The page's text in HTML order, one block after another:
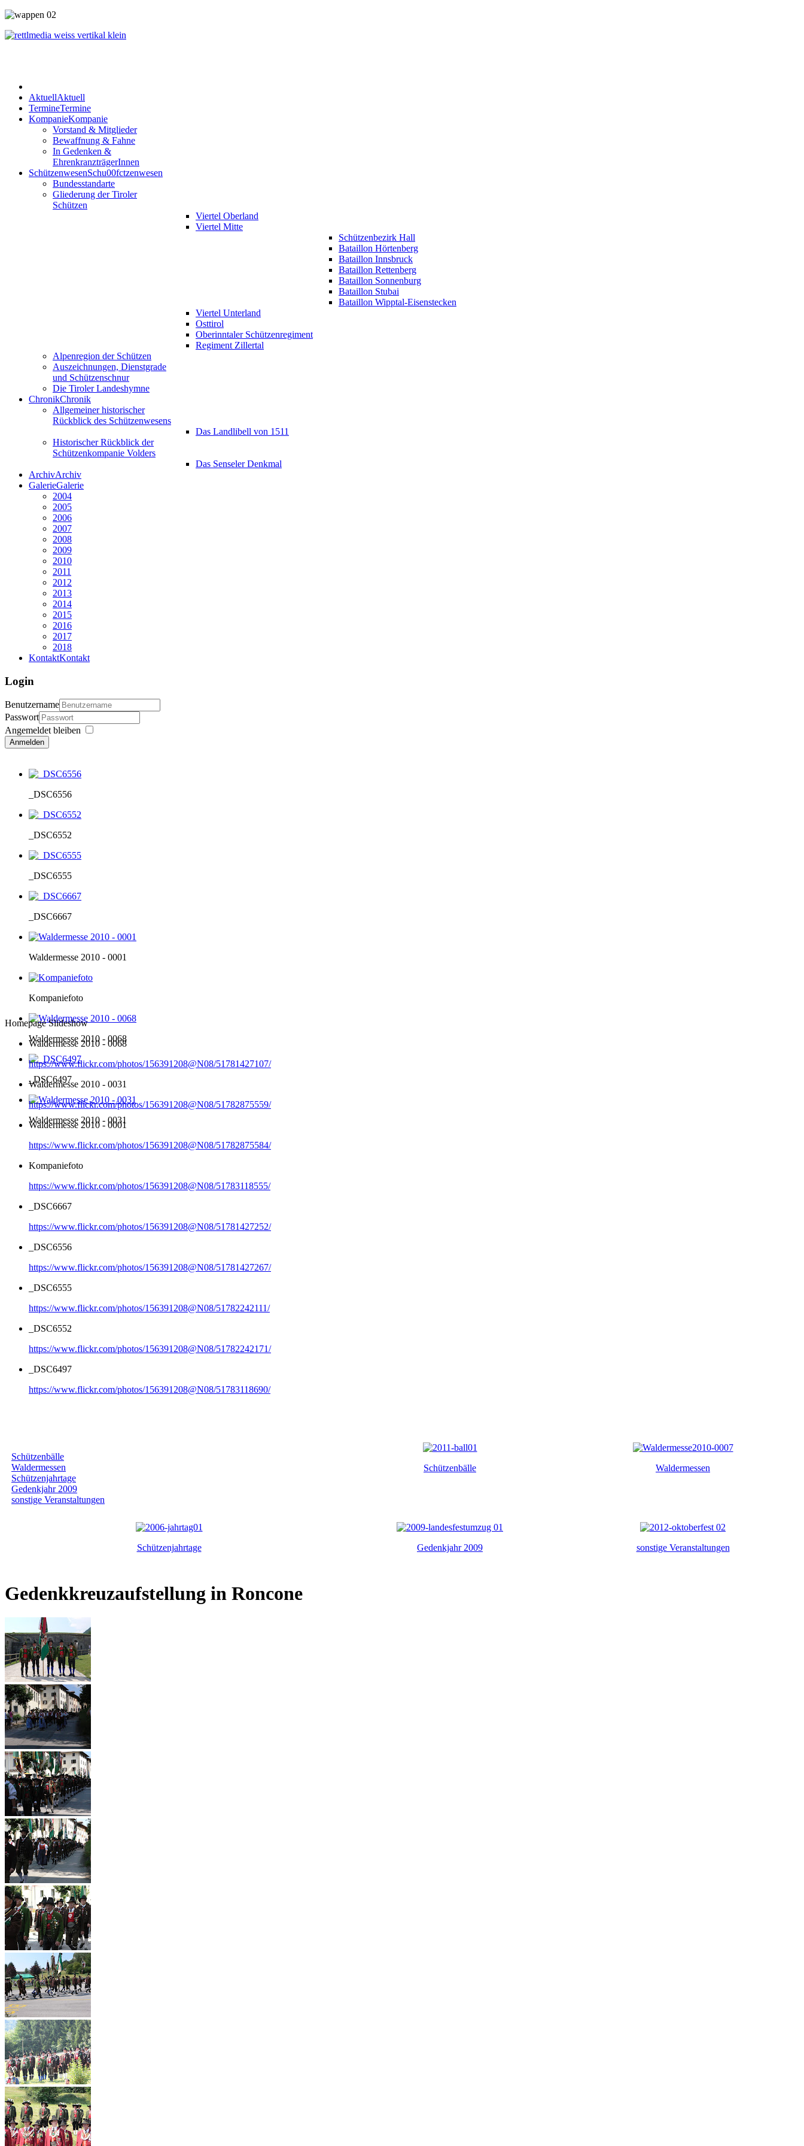
AktuellAktuell
TermineTermine
KompanieKompanie
Vorstand & Mitglieder
Bewaffnung & Fahne
In Gedenken &
EhrenkranzträgerInnen
SchützenwesenSchu00fctzenwesen
Bundesstandarte
Gliederung der Tiroler
Schützen
Viertel Oberland
Viertel Mitte
Schützenbezirk Hall
Bataillon Hörtenberg
Bataillon Innsbruck
Bataillon Rettenberg
Bataillon Sonnenburg
Bataillon Stubai
Bataillon Wipptal-Eisenstecken
Viertel Unterland
Osttirol
Oberinntaler Schützenregiment
Regiment Zillertal
Alpenregion der Schützen
Auszeichnungen, Dienstgrade
und Schützenschnur
Die Tiroler Landeshymne
ChronikChronik
Allgemeiner historischer
Rückblick des Schützenwesens
Das Landlibell von 1511
Historischer Rückblick der
Schützenkompanie Volders
Das Senseler Denkmal
ArchivArchiv
GalerieGalerie
2004
2005
2006
2007
2008
2009
2010
2011
2012
2013
2014
2015
2016
2017
2018
KontaktKontakt
Login
Benutzername
Passwort
Angemeldet bleiben
Anmelden
_DSC6556
_DSC6552
_DSC6555
_DSC6667
Waldermesse 2010 - 0001
Kompaniefoto
Waldermesse 2010 - 0068
_DSC6497
Waldermesse 2010 - 0031
Homepage Slideshow
Waldermesse 2010 - 0068
https://www.flickr.com/photos/156391208@N08/51781427107/
Waldermesse 2010 - 0031
https://www.flickr.com/photos/156391208@N08/51782875559/
Waldermesse 2010 - 0001
https://www.flickr.com/photos/156391208@N08/51782875584/
Kompaniefoto
https://www.flickr.com/photos/156391208@N08/51783118555/
_DSC6667
https://www.flickr.com/photos/156391208@N08/51781427252/
_DSC6556
https://www.flickr.com/photos/156391208@N08/51781427267/
_DSC6555
https://www.flickr.com/photos/156391208@N08/51782242111/
_DSC6552
https://www.flickr.com/photos/156391208@N08/51782242171/
_DSC6497
https://www.flickr.com/photos/156391208@N08/51783118690/
Schützenbälle
Waldermessen
Schützenjahrtage
Gedenkjahr 2009
sonstige Veranstaltungen
Schützenbälle Waldermessen
Schützenjahrtage Gedenkjahr 2009 sonstige Veranstaltungen
Gedenkkreuzaufstellung in Roncone